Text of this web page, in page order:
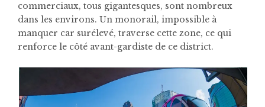
commerciaux, tous gigantesques, sont nombreux
dans les environs. Un monorail, impossible à
manquer car surélevé, traverse cette zone, ce qui
renforce le côté avant-gardiste de ce district.